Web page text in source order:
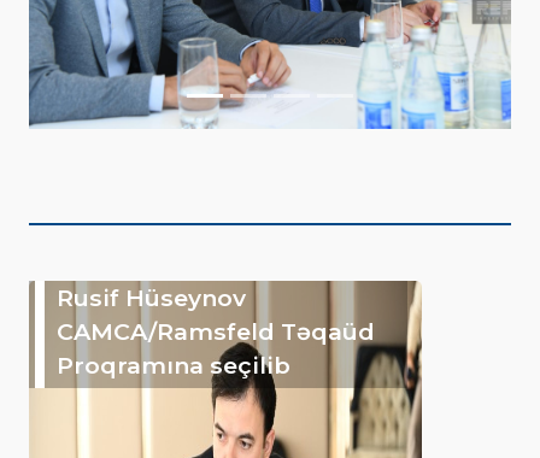
Rusif Hüseynov
CAMCA/Ramsfeld Təqaüd
Proqramına seçilib